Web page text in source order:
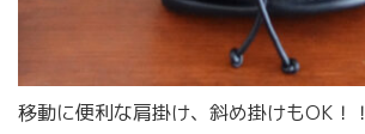
移動に便利な肩掛け、斜め掛けもOK！！